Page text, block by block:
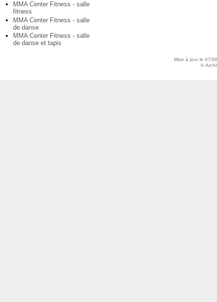
MMA Center Fitness - salle
fitness
MMA Center Fitness - salle
de danse
MMA Center Fitness - salle
de danse et tapis
Mise à jour le 07/
©